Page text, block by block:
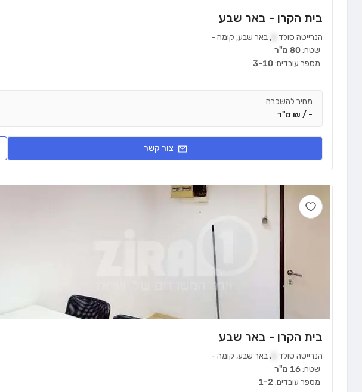
בית הקרן - באר שבע
הנרייטה סולד , באר שבע, קומה -
שטח:80 מ"ר
מספר עובדים:3-10
מחיר להשכרה
- / ₪ מ"ר
צור קשר
בית הקרן - באר שבע
הנרייטה סולד , באר שבע, קומה -
שטח:16 מ"ר
מספר עובדים: 1-2